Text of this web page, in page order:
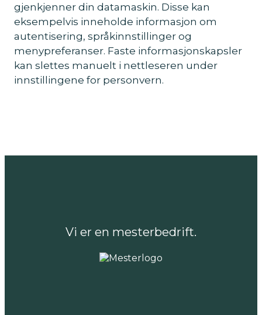
gjenkjenner din datamaskin. Disse kan
eksempelvis inneholde informasjon om
autentisering, språkinnstillinger og
menypreferanser. Faste informasjonskapsler
kan slettes manuelt i nettleseren under
innstillingene for personvern.
Vi er en mesterbedrift.